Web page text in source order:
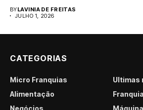
BYLAVINIA DE FREITAS
JULHO 1, 2026
CATEGORIAS
Micro Franquias
Últimas
Alimentação
Negócios